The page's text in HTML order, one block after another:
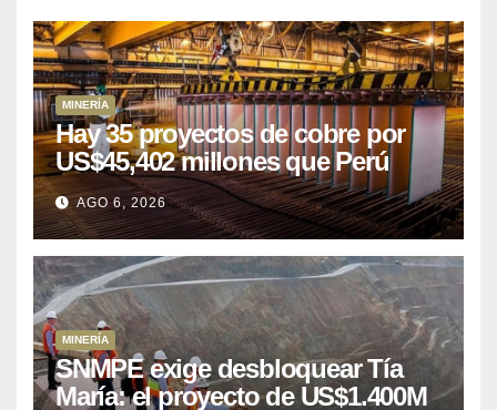
MINERÍA
Hay 35 proyectos de cobre por
US$45,402 millones que Perú
puede aprovechar
AGO 6, 2026
MINERÍA
SNMPE exige desbloquear Tía
María: el proyecto de US$1.400M